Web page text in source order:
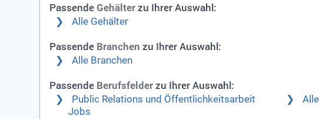
PassendeGehälter zu Ihrer Auswahl:
Alle Gehälter
Passende Branchen zu Ihrer Auswahl:
Alle Branchen
Passende Berufsfelder zu Ihrer Auswahl:
Public Relations und Öffentlichkeitsarbeit
Jobs